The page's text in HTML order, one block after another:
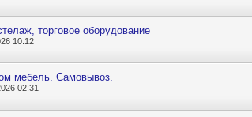
торговое оборудование
10:12
мебель. Самовывоз.
02:31